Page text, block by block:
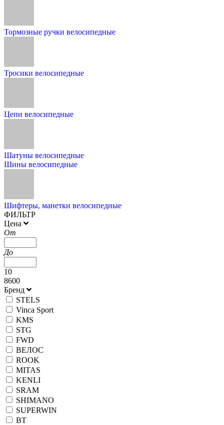
Тормозные ручки велосипедные
Тросики велосипедные
Цепи велосипедные
Шатуны велосипедные
Шины велосипедные
Шифтеры, манетки велосипедные
ФИЛЬТР
Цена
От
До
10
8600
Бренд
STELS
Vinca Sport
KMS
STG
FWD
ВЕЛОС
ROOK
MITAS
KENLI
SRAM
SHIMANO
SUPERWIN
BT